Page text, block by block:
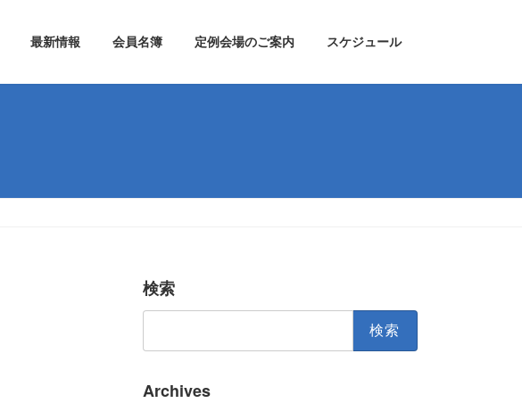
最新情報 会員名簿 定例会場のご案内 スケジュール
検索
Archives